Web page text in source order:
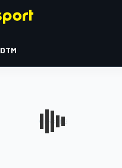
DTM